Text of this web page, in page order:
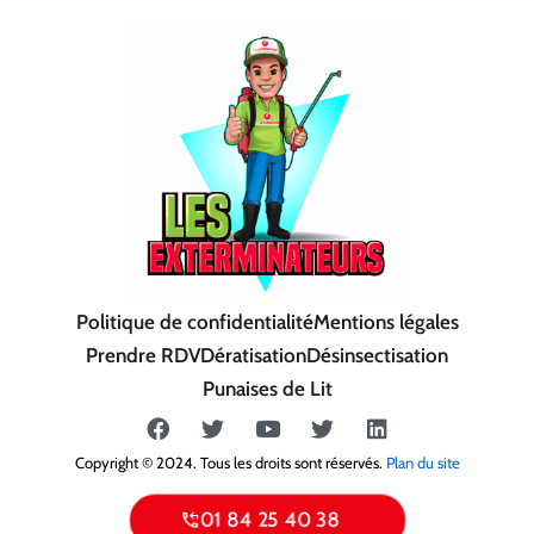
Politique de confidentialitéMentions légales
Prendre RDVDératisationDésinsectisation
Punaises de Lit
F
a
c
T
w
i
t
Y
o
u
u
T
w
i
t
L
i
n
Copyright © 2024. Tous les droits sont réservés. Plan du site
01 84 25 40 38